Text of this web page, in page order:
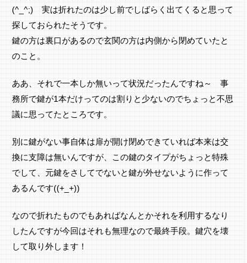
(^_^;) 実は折れたのは少し前でしばらく出てくると思って
探しておられたそうです。
鍵の方は裏口があるので玄関の方は内側から閉めていたと
のこと。
ああ、それで一本しか無いって状況だったんですね～ 事
務所で鍵が1本だけってのは割りと少ないのでちょっと不思
議に思ってたところです。
別に鍵がない事自体は扉が開け閉めできていれば本来は交
換に支障は無いんですが、この鍵のタイプがちょっと特殊
でして、元鍵をさしてでないと鍵が外せないように作って
あるんです((+_+))
なので折れたものでもあればなんとかそれを利用するなり
したんですが今回はそれも無理なので最終手段。鍵穴を壊
して取り外します！